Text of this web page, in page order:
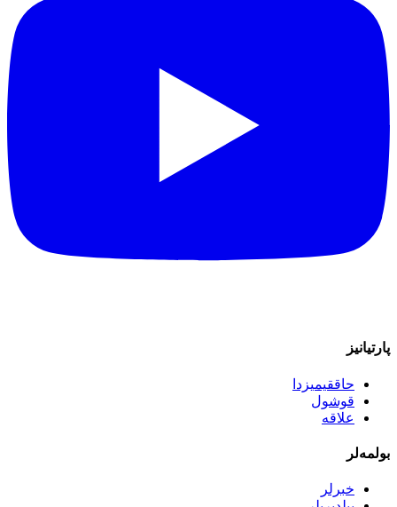
پارتیانیز
حاققیمیزدا
قوشول
علاقه
بولمه‌لر
خبرلر